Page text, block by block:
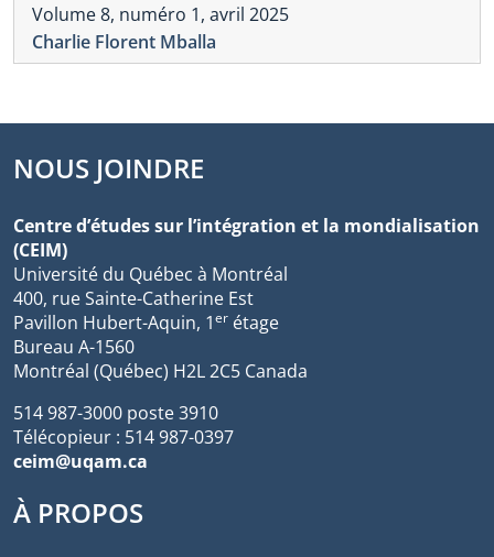
Volume 8, numéro 1, avril 2025
Charlie Florent Mballa
NOUS JOINDRE
Centre d’études sur l’intégration et la mondialisation
(CEIM)
Université du Québec à Montréal
400, rue Sainte-Catherine Est
Pavillon Hubert-Aquin, 1er étage
Bureau A-1560
Montréal (Québec) H2L 2C5 Canada
514 987-3000 poste 3910
Télécopieur : 514 987-0397
ceim@uqam.ca
À PROPOS